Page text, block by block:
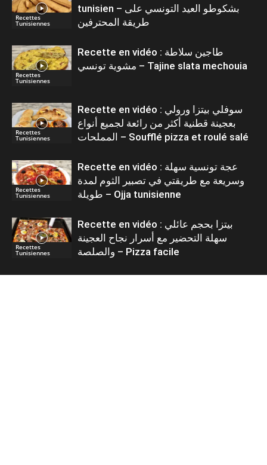
Recettes
Tunisiennes
tunisien – بشكوطو العيد التونسي على
طريقة المحترفين
Recettes
Tunisiennes
Recette en vidéo : طاجين سلاطة
مشوية تونسي – Tajine slata mechouia
Recettes
Tunisiennes
Recette en vidéo : سوفلي بيتزا ورولي
بعجينة قطنية أكثر من رائعة لجميع أنواع
المملحات – Soufflé pizza et roulé salé
Recettes
Tunisiennes
Recette en vidéo : عجة تونسية سهلة
وسريعة مع طريقتي في تصبير الثوم لمدة
طويلة – Ojja tunisienne
Recettes
Tunisiennes
Recette en vidéo : بيتزا بحجم عائلي
سهلة التحضير مع أسرار نجاح العجينة
والصلصة – Pizza facile